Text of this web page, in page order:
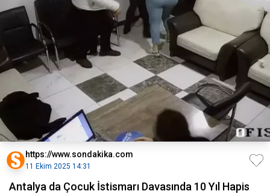
https://www.sondakika.com
11 Ekim 2025 14:31
Antalya da Çocuk İstismarı Davasında 10 Yıl Hapis